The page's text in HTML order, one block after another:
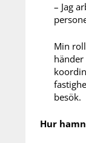
– Jag
Min
besök.
Hur